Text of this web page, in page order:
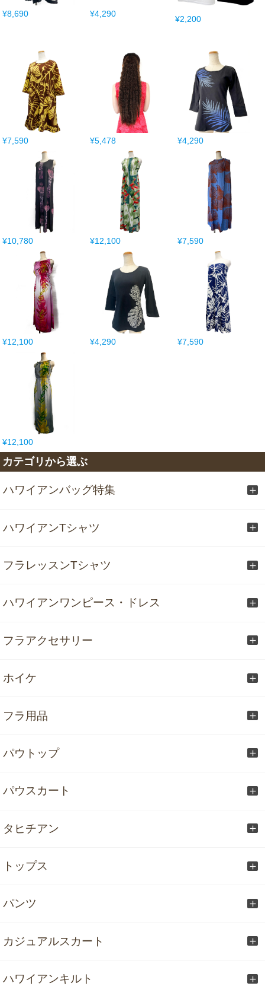
¥8,690 ¥4,290
¥2,200
¥7,590 ¥5,478 ¥4,290
¥10,780 ¥12,100 ¥7,590
¥12,100 ¥4,290 ¥7,590
¥12,100
カテゴリから選ぶ
ハワイアンバッグ特集
ハワイアンTシャツ
フラレッスンTシャツ
ハワイアンワンピース・ドレス
フラアクセサリー
ホイケ
フラ用品
パウトップ
パウスカート
タヒチアン
トップス
パンツ
カジュアルスカート
ハワイアンキルト